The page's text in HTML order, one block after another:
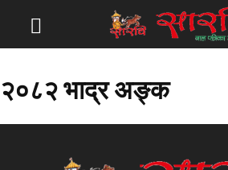
२०८२ भाद्र अङ्क